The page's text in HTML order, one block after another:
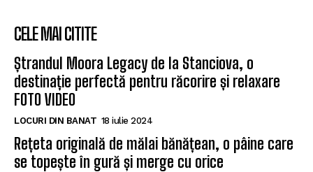
CELE MAI CITITE
Ștrandul Moora Legacy de la Stanciova, o
destinație perfectă pentru răcorire și relaxare
FOTO VIDEO
LOCURI DIN BANAT 18 iulie 2024
Rețeta originală de mălai bănățean, o pâine care
se topește în gură și merge cu orice